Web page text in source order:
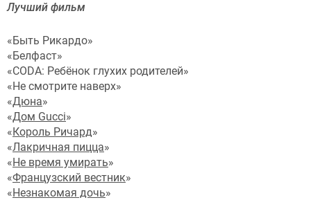
Лучший фильм
«Быть Рикардо»
«Белфаст»
«CODA: Ребёнок глухих родителей»
«Не смотрите наверх»
«Дюна»
«Дом Gucci»
«Король Ричард»
«Лакричная пицца»
«Не время умирать»
«Французский вестник»
«Незнакомая дочь»